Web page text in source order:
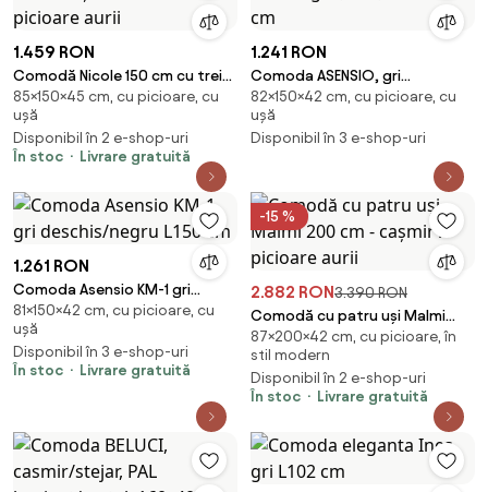
1.459 RON
Comodă Nicole 150 cm cu trei
uși - roz antic / picioare aurii
85×150×45 cm, cu picioare, cu
ușă
Disponibil în 2 e-shop-uri
În stoc
Livrare gratuită
1.241 RON
Comoda ASENSIO, gri
mat/negru, PAL, 150x42x82 cm
82×150×42 cm, cu picioare, cu
ușă
Disponibil în 3 e-shop-uri
1.261 RON
Comoda Asensio KM-1 gri
deschis/negru L150 cm
81×150×42 cm, cu picioare, cu
ușă
Disponibil în 3 e-shop-uri
În stoc
Livrare gratuită
-15 %
2.882 RON3.390 RON
Comodă cu patru uși Malmi
200 cm - cașmir / picioare aurii
87×200×42 cm, cu picioare, în
stil modern
Disponibil în 2 e-shop-uri
În stoc
Livrare gratuită